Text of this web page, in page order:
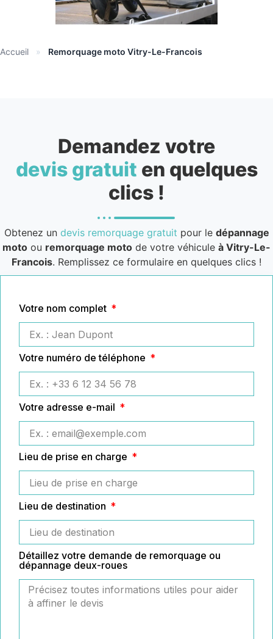
Accueil » Remorquage moto Vitry-Le-Francois
Demandez votre
devis gratuit en quelques
clics !
Obtenez un devis remorquage gratuit pour le dépannage
moto ou remorquage moto de votre véhicule à Vitry-Le-
Francois. Remplissez ce formulaire en quelques clics !
Votre nom complet
Votre numéro de téléphone
Votre adresse e-mail
Lieu de prise en charge
Lieu de destination
Détaillez votre demande de remorquage ou
dépannage deux-roues